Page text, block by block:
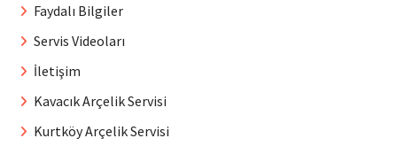
Faydalı Bilgiler
Servis Videoları
İletişim
Kavacık Arçelik Servisi
Kurtköy Arçelik Servisi